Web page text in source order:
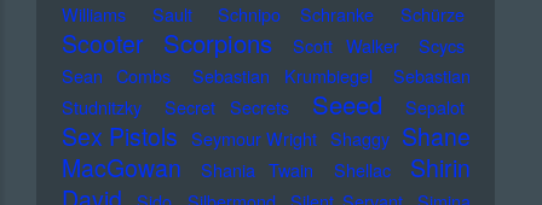
Williams
Sault Schnipo Schranke Schürze
Scooter Scorpions Scott Walker
Scycs
Sean Combs
Sebastian Krumbiegel
Sebastian
Studnitzky
Secret Secrets Seeed Sepalot
Sex Pistols Seymour Wright Shaggy Shane
MacGowan
Shania Twain Shellac
Shirin